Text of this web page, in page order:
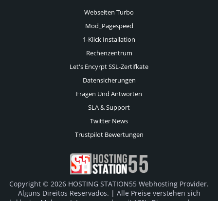
Webseiten Turbo
Mod_Pagespeed
1-Klick Installation
Rechenzentrum
Let's Encyrpt SSL-Zertifkate
Datensicherungen
Fragen Und Antworten
SLA & Support
Twitter News
Trustpilot Bewertungen
Copyright © 2026 HOSTING STATION55 Webhosting Provider.
Alguns Direitos Reservados. | Alle Preise verstehen sich